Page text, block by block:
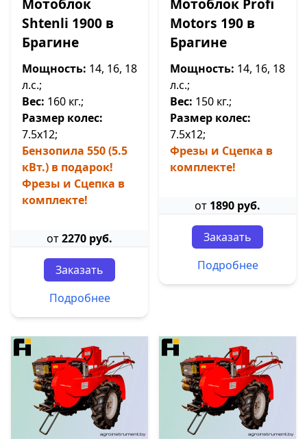
Мотоблок
Shtenli 1900 в
Брагине
Мощность: 14, 16, 18
л.с.;
Вес: 160 кг.;
Размер колес:
7.5х12;
Бензопила 550 (5.5
кВт.) в подарок!
Фрезы и Сцепка в
комплекте!
от2270 руб.
Заказать
Подробнее
Мотоблок Profi
Motors 190 в
Брагине
Мощность: 14, 16, 18
л.с.;
Вес: 150 кг.;
Размер колес:
7.5х12;
Фрезы и Сцепка в
комплекте!
от 1890 руб.
Заказать
Подробнее